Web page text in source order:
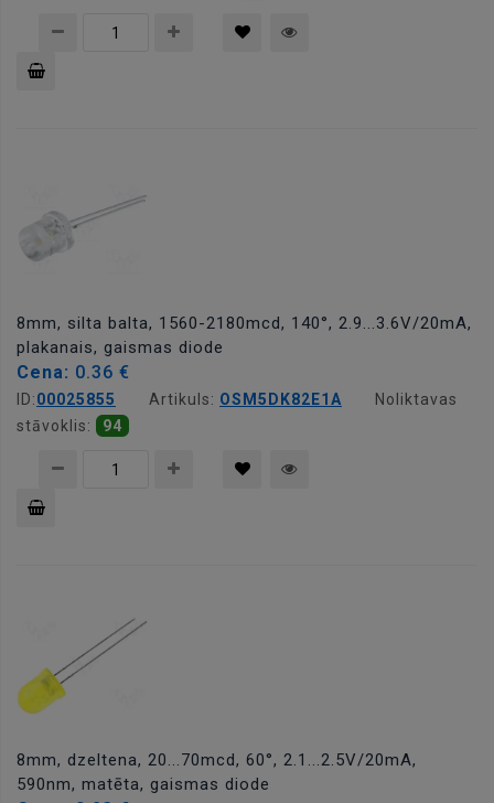
8mm, silta balta, 1560-2180mcd, 140°, 2.9...3.6V/20mA,
plakanais, gaismas diode
Cena: 0.36 €
ID:00025855 Artikuls: OSM5DK82E1A
Noliktavas
stāvoklis:
94
8mm, dzeltena, 20...70mcd, 60°, 2.1...2.5V/20mA,
590nm, matēta, gaismas diode